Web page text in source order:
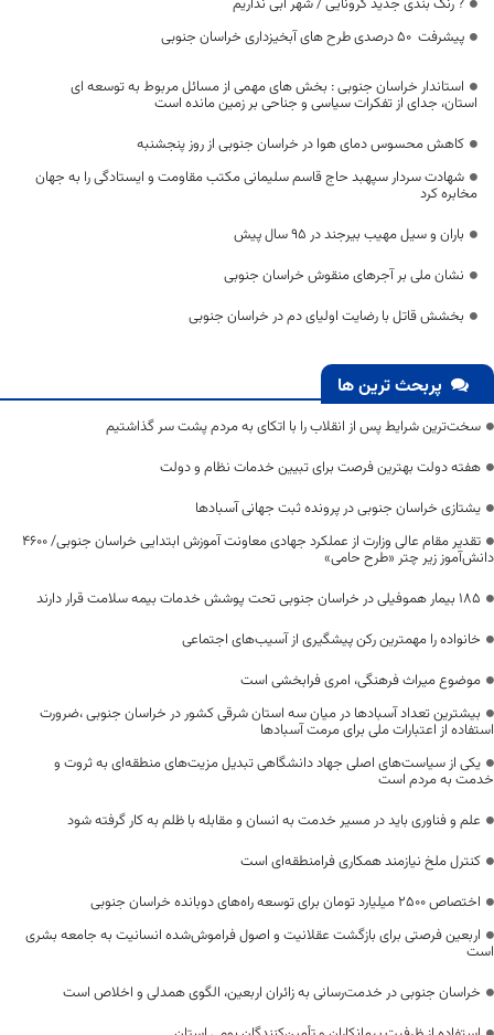
? رنگ بندی جدید کرونایی / شهر آبی نداریم
پیشرفت 50 درصدی طرح های آبخیزداری خراسان جنوبی
استاندار خراسان جنوبی : بخش های مهمی از مسائل مربوط به توسعه ای
استان، جدای از تفکرات سیاسی و جناحی بر زمین مانده است
کاهش محسوس دمای هوا در خراسان جنوبی از روز پنجشنبه
شهادت سردار سپهبد حاج قاسم سلیمانی مکتب مقاومت و ایستادگی را به جهان
مخابره کرد
باران و سیل مهیب بیرجند در 95 سال پیش
نشان ملی بر آجر‌های منقوش خراسان جنوبی
بخشش قاتل با رضایت اولیای دم در خراسان جنوبی
پربحث ترین ها
سخت‌ترین شرایط پس از انقلاب را با اتکای به مردم پشت سر گذاشتیم
هفته دولت بهترین فرصت برای تبیین خدمات نظام و دولت
یشتازی خراسان جنوبی در پرونده ثبت جهانی آسبادها
تقدیر مقام عالی وزارت از عملکرد جهادی معاونت آموزش ابتدایی خراسان جنوبی/ ۴۶۰۰
دانش‌آموز زیر چتر «طرح حامی»
۱۸۵ بیمار هموفیلی در خراسان جنوبی تحت پوشش خدمات بیمه سلامت قرار دارند
خانواده را مهمترین رکن پیشگیری از آسیب‌های اجتماعی
موضوع میراث فرهنگی، امری فرابخشی است
بیشترین تعداد آسبادها در میان سه استان شرقی کشور در خراسان جنوبی ،ضرورت
استفاده از اعتبارات ملی برای مرمت آسبادها
یکی از سیاست‌های اصلی جهاد دانشگاهی تبدیل مزیت‌های منطقه‌ای به ثروت و
خدمت به مردم است
علم و فناوری باید در مسیر خدمت به انسان و مقابله با ظلم به کار گرفته شود
کنترل ملخ نیازمند همکاری فرامنطقه‌ای است
اختصاص 2500 میلیارد تومان برای توسعه راه‌های دوبانده خراسان جنوبی
اربعین فرصتی برای بازگشت عقلانیت و اصول فراموش‌شده انسانیت به جامعه بشری
است
خراسان جنوبی در خدمت‌رسانی به زائران اربعین، الگوی همدلی و اخلاص است